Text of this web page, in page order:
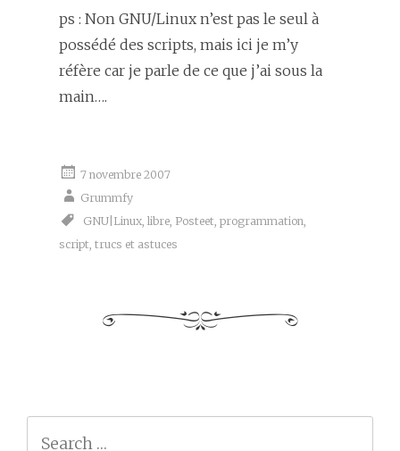
ps : Non GNU/Linux n’est pas le seul à
possédé des scripts, mais ici je m’y
réfère car je parle de ce que j’ai sous la
main….
7 novembre 2007
Grummfy
GNU|Linux, libre, Posteet, programmation,
script, trucs et astuces